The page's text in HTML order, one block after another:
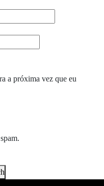
a próxima vez que eu